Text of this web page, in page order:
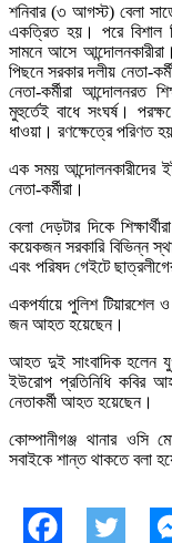
শনিবার (৩ আগস্ট) বেলা
একত্রিত হয়। পরে বিশাল
সামনে আসে
পিছনে সরকার দলীয় নেতা-
নেতা-কর্মীরা আন্দোলনরত
মুহুর্তেই বাধে সংঘর্ষ।
ধাওয়া। রণক্ষেত্রে পরিণত
এক সময় আন্দোলনকারীদের
নেতা-কর্মীরা।
বেলা দেড়টার দিকে
কয়েকজন সরকারি বিভিন্ন
এবং পরিষদ গেইটে
একপর্যায়ে পুলিশ টিয়ারশেল
জন আহত হয়েছেন।
আহত দুই সাংবাদিক হলেন
ইউরোপ প্রতিনিধি কবির
নেতাকর্মী আহত হয়েছেন।
কোম্পানীগঞ্জ থানার ওসি
সবাইকে শান্ত থাকতে বলা